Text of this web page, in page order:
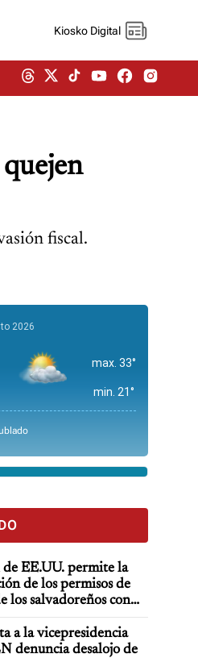
Kiosko Digital
fiscal.
2026
max. 33°
min. 21°
EE.UU. permite la
de los permisos de
los salvadoreños con
a la vicepresidencia
denuncia desalojo de